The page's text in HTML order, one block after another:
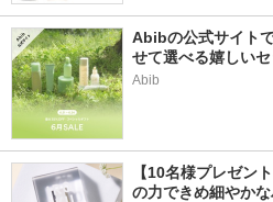
Abibの公式サイト
せて選べる嬉しい
Abib
【10名様プレゼン
の力できめ細やか